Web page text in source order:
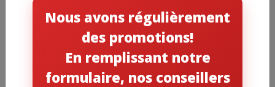
Nous avons régulièrement
des promotions!
En remplissant notre
formulaire, nos conseillers